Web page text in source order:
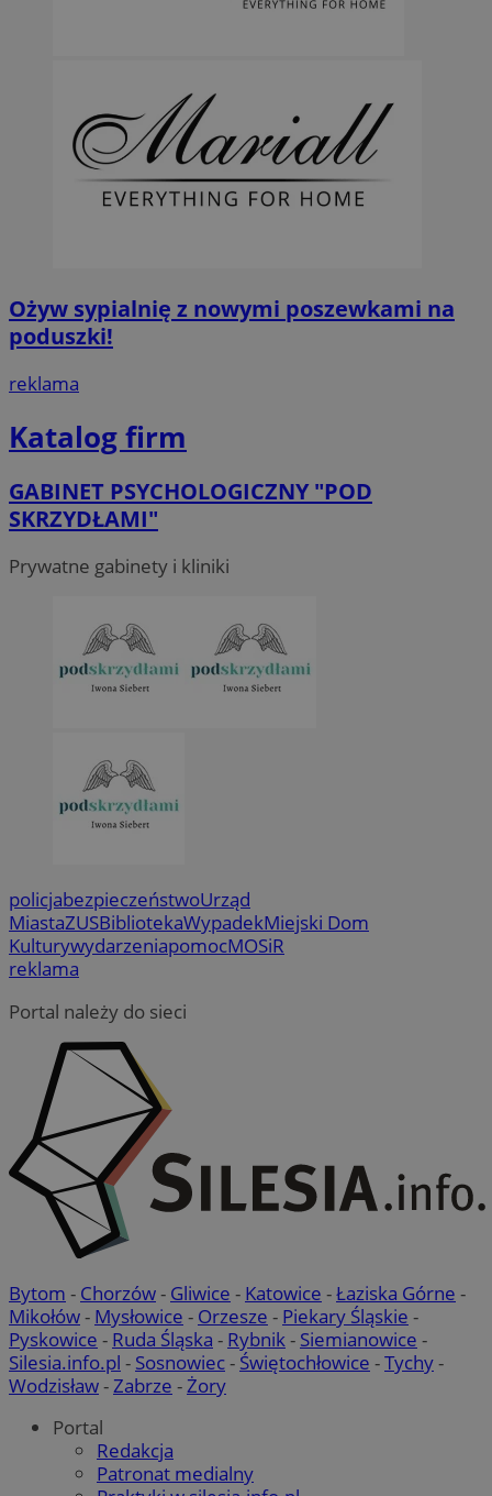
Ożyw sypialnię z nowymi poszewkami na
poduszki!
reklama
Katalog firm
GABINET PSYCHOLOGICZNY "POD
SKRZYDŁAMI"
Prywatne gabinety i kliniki
policjabezpieczeństwoUrząd
MiastaZUSBibliotekaWypadekMiejski Dom
KulturywydarzeniapomocMOSiR
reklama
Portal należy do sieci
Bytom - Chorzów- Gliwice - Katowice -Łaziska Górne -
Mikołów- Mysłowice - Orzesze - Piekary Śląskie -
Pyskowice - Ruda Śląska - Rybnik- Siemianowice -
Silesia.info.pl - Sosnowiec- Świętochłowice -Tychy-
Wodzisław-Zabrze -Żory
Portal
Redakcja
Patronat medialny